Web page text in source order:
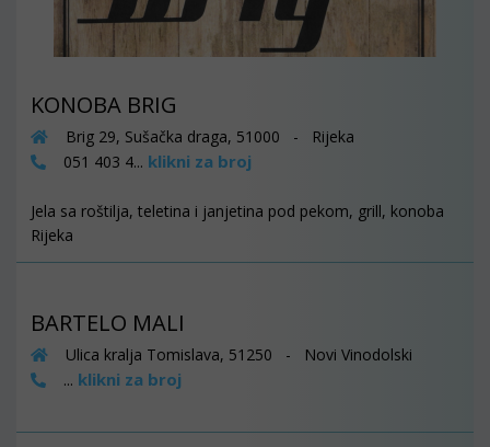
KONOBA BRIG
Brig 29, Sušačka draga, 51000 - Rijeka
051 403 4... klikni za broj
Jela sa roštilja, teletina i janjetina pod pekom, grill, konoba
Rijeka
BARTELO MALI
Ulica kralja Tomislava, 51250 - Novi Vinodolski
... klikni za broj